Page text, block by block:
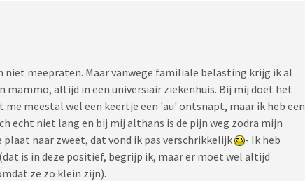
niet meepraten. Maar vanwege familiale belasting krijg ik al
mammo, altijd in een universiair ziekenhuis. Bij mij doet het
me meestal wel een keertje een 'au' ontsnapt, maar ik heb een
echt niet lang en bij mij althans is de pijn weg zodra mijn
naar zweet, dat vond ik pas verschrikkelijk
- Ik heb
is in deze positief, begrijp ik, maar er moet wel altijd
ze zo klein zijn).